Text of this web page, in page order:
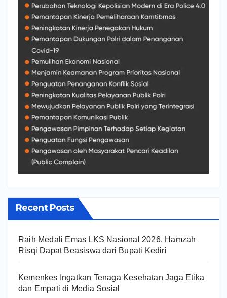
Recent Posts
Raih Medali Emas LKS Nasional 2026, Hamzah
Risqi Dapat Beasiswa dari Bupati Kediri
Kemenkes Ingatkan Tenaga Kesehatan Jaga Etika
dan Empati di Media Sosial